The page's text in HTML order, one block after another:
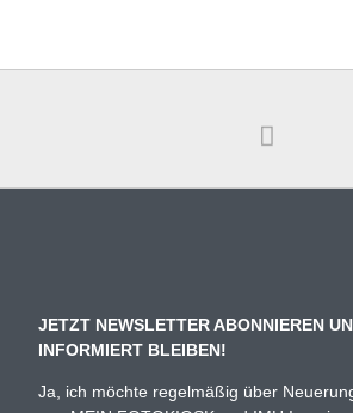
JETZT NEWSLETTER ABONNIEREN
INFORMIERT BLEIBEN!
Ja, ich möchte regelmäßig über